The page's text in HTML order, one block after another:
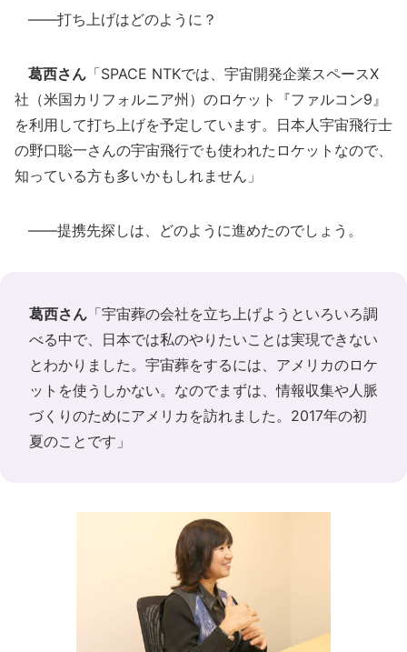
――打ち上げはどのように？
葛西さん 「SPACE NTKでは、宇宙開発企業スペースX
社（米国カリフォルニア州）のロケット『ファルコン9』
を利用して打ち上げを予定しています。日本人宇宙飛行士
の野口聡一さんの宇宙飛行でも使われたロケットなので、
知っている方も多いかもしれません」
――提携先探しは、どのように進めたのでしょう。
葛西さん 「宇宙葬の会社を立ち上げようといろいろ調
べる中で、日本では私のやりたいことは実現できない
とわかりました。宇宙葬をするには、アメリカのロケ
ットを使うしかない。なのでまずは、情報収集や人脈
づくりのためにアメリカを訪れました。2017年の初
夏のことです」